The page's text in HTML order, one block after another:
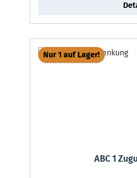
Nur 1 auf Lager!
ABC 1